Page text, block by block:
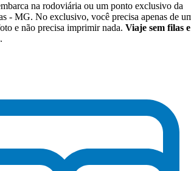
na rodoviária ou um ponto exclusivo da
- MG. No exclusivo, você precisa apenas de
e não precisa imprimir nada. Viaje sem filas e
.